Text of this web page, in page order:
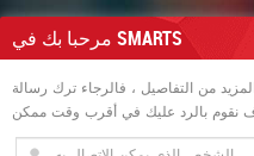
العلامات الساخنة
مرحبا بك في SMARTS
من التفاصيل ، فالرجاء ترك رسالة